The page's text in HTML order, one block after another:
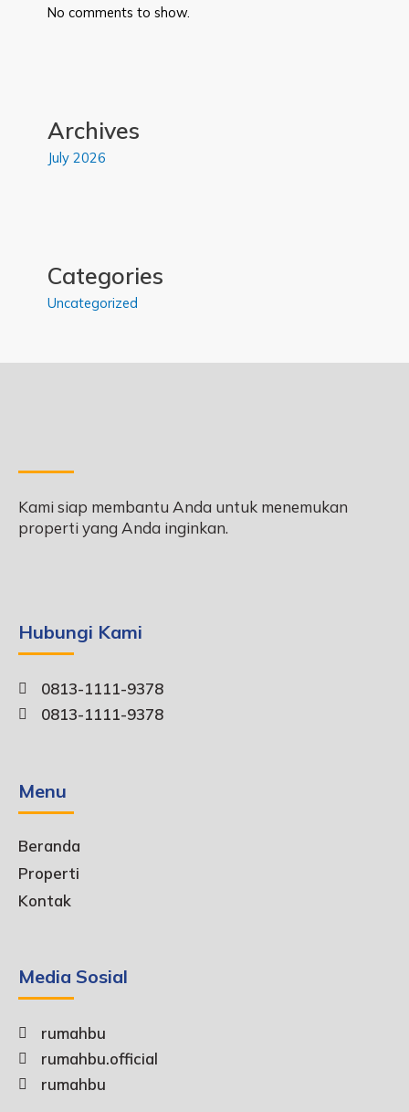
No comments to show.
Archives
July 2026
Categories
Uncategorized
Kami siap membantu Anda untuk menemukan
properti yang Anda inginkan.
Hubungi Kami
0813-1111-9378
0813-1111-9378
Menu
Beranda
Properti
Kontak
Media Sosial
rumahbu
rumahbu.official
rumahbu